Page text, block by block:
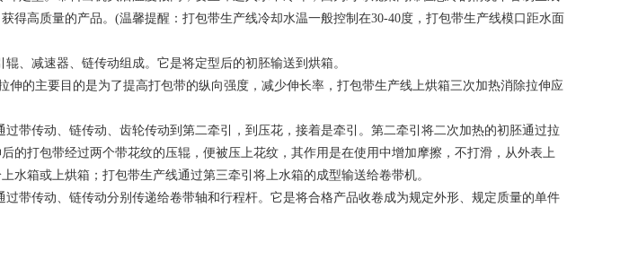
得高质量的产品。(温馨提醒：打包带生产线冷却水温一般控制在30-40度，打包带生产线模口距水面
减速器、链传动组成。它是将定型后的初胚输送到烘箱。
的主要目的是为了提高打包带的纵向强度，减少伸长率，打包带生产线上烘箱三次加热消除拉伸应
传动、链传动、齿轮传动到第二牵引，到压花，接着是牵引。第二牵引将二次加热的初胚通过拉
的打包带经过两个带花纹的压辊，便被压上花纹，其作用是在使用中增加摩擦，不打滑，从外表上
水箱或上烘箱；打包带生产线通过第三牵引将上水箱的成型输送给卷带机。
传动、链传动分别传递给卷带轴和行程杆。它是将合格产品收卷成为规定外形、规定质量的单件